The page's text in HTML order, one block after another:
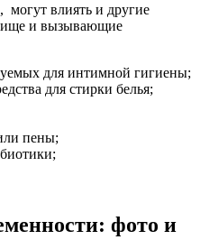
влиять и другие
и вызывающие
для интимной гигиены;
для стирки белья;
пены;
фото и